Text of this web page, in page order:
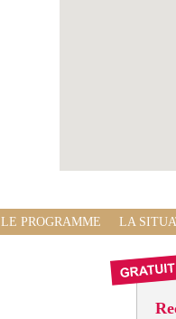
LE PROGRAMME LA